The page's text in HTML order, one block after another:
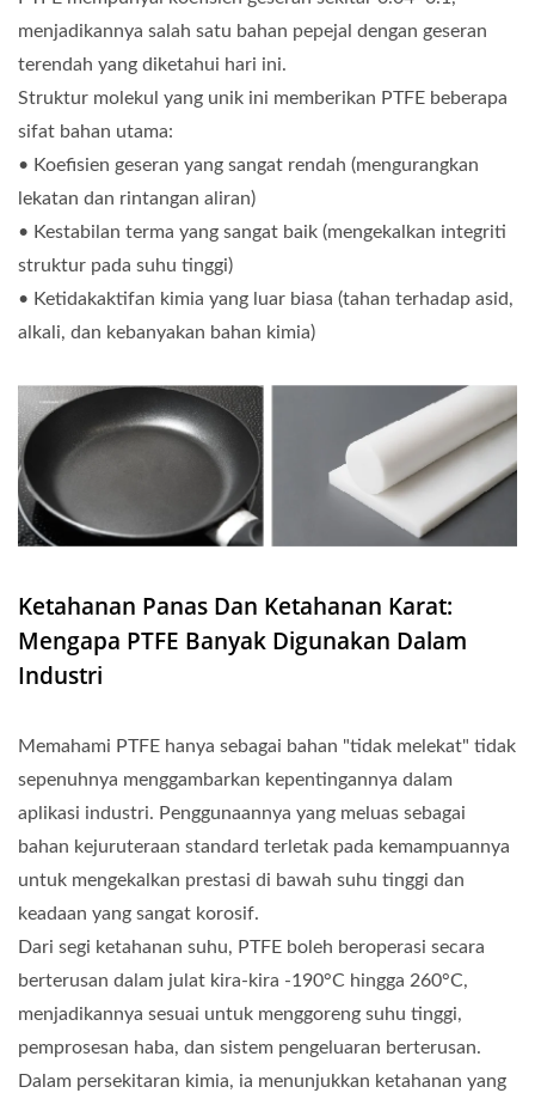
menjadikannya salah satu bahan pepejal dengan geseran
terendah yang diketahui hari ini.
Struktur molekul yang unik ini memberikan PTFE beberapa
sifat bahan utama:
• Koefisien geseran yang sangat rendah (mengurangkan
lekatan dan rintangan aliran)
• Kestabilan terma yang sangat baik (mengekalkan integriti
struktur pada suhu tinggi)
• Ketidakaktifan kimia yang luar biasa (tahan terhadap asid,
alkali, dan kebanyakan bahan kimia)
Ketahanan Panas Dan Ketahanan Karat:
Mengapa PTFE Banyak Digunakan Dalam
Industri
Memahami PTFE hanya sebagai bahan "tidak melekat" tidak
sepenuhnya menggambarkan kepentingannya dalam
aplikasi industri. Penggunaannya yang meluas sebagai
bahan kejuruteraan standard terletak pada kemampuannya
untuk mengekalkan prestasi di bawah suhu tinggi dan
keadaan yang sangat korosif.
Dari segi ketahanan suhu, PTFE boleh beroperasi secara
berterusan dalam julat kira-kira -190°C hingga 260°C,
menjadikannya sesuai untuk menggoreng suhu tinggi,
pemprosesan haba, dan sistem pengeluaran berterusan.
Dalam persekitaran kimia, ia menunjukkan ketahanan yang